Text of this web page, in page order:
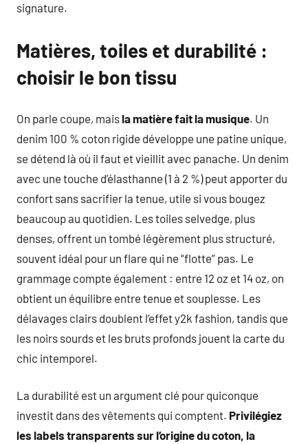
signature.
Matières, toiles et durabilité :
choisir le bon tissu
On parle coupe, maisla matière fait la musique. Un
denim 100 % coton rigide développe une patine unique,
se détend là où il faut et vieillit avec panache. Un denim
avec une touche d’élasthanne (1 à 2 %) peut apporter du
confort sans sacrifier la tenue, utile si vous bougez
beaucoup au quotidien. Les toiles selvedge, plus
denses, offrent un tombé légèrement plus structuré,
souvent idéal pour un flare qui ne “flotte” pas. Le
grammage compte également : entre 12 oz et 14 oz, on
obtient un équilibre entre tenue et souplesse. Les
délavages clairs doublent l’effet y2k fashion, tandis que
les noirs sourds et les bruts profonds jouent la carte du
chic intemporel.
La durabilité est un argument clé pour quiconque
investit dans des vêtements qui comptent. Privilégiez
les labels transparents sur l’origine du coton, la